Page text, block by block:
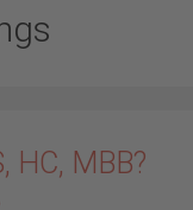
HC, MBB?